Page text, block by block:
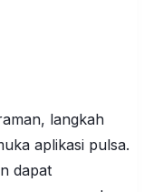
langkah
aplikasi pulsa.
dapat